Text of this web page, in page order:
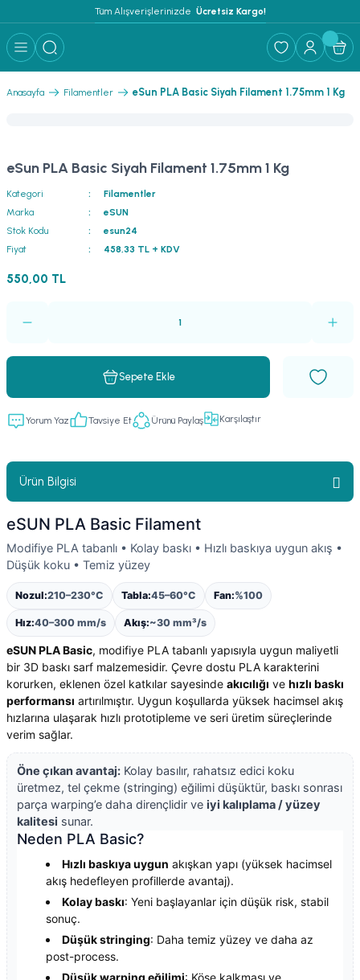
Tüm Alışverişlerinizde Ücretsiz Kargo!
Anasayfa Filamentler eSun PLA Basic Siyah Filament 1.75mm 1 Kg
eSun PLA Basic Siyah Filament 1.75mm 1 Kg
Kategori
Filamentler
Marka
eSUN
Stok Kodu
esun24
Fiyat
458,33 TL + KDV
550,00 TL
Sepete Ekle
Yorum Yaz Tavsiye Et Ürünü Paylaş Karşılaştır
Ürün Bilgisi
eSUN PLA Basic Filament
Modifiye PLA tabanlı • Kolay baskı • Hızlı baskıya uygun akış •
Düşük koku • Temiz yüzey
Nozul:210–230°C Tabla:45–60°C Fan:%100
Hız:40–300 mm/s Akış:~30 mm³/s
eSUN PLA Basic, modifiye PLA tabanlı yapısıyla uygun maliyetli
bir 3D baskı sarf malzemesidir. Çevre dostu PLA karakterini
korurken, eklenen özel katkılar sayesinde akıcılığı ve hızlı baskı
performansı artırılmıştır. Uygun koşullarda yüksek hacimsel akış
hızlarına ulaşarak hızlı prototipleme ve seri üretim süreçlerinde
verim sağlar.
Öne çıkan avantaj: Kolay basılır, rahatsız edici koku
üretmez, tel çekme (stringing) eğilimi düşüktür, baskı sonrası
parça warping’e daha dirençlidir ve iyi kalıplama / yüzey
kalitesi sunar.
Neden PLA Basic?
Hızlı baskıya uygun akışkan yapı (yüksek hacimsel
akış hedefleyen profillerde avantaj).
Kolay baskı: Yeni başlayanlar için düşük risk, stabil
sonuç.
Düşük stringing: Daha temiz yüzey ve daha az
post-process.
Düşük warping eğilimi: Köşe kalkması ve